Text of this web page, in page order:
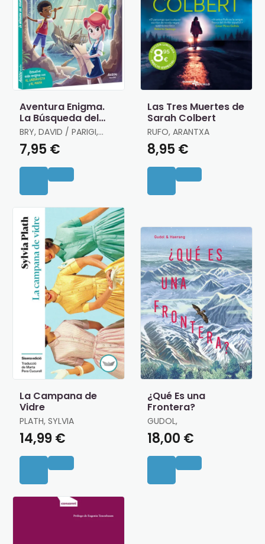
Aventura Enigma.
La Búsqueda del
Tesoro
BRY, DAVID / PARIGI,
JÉRÉMY
7,95 €
Las Tres Muertes de
Sarah Colbert
RUFO, ARANTXA
8,95 €
La Campana de
Vidre
PLATH, SYLVIA
14,99 €
¿Qué Es una
Frontera?
GUDOL,
18,00 €